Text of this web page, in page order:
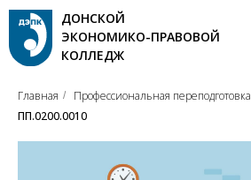
ДОНСКОЙ
ЭКОНОМИКО-ПРАВОВОЙ
КОЛЛЕДЖ
Главная / Профессиональная переподготовка
ПП.0200.0010